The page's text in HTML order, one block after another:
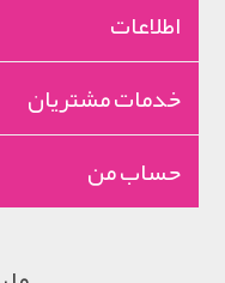
اطلاعات
خدمات مشتریان
حساب من